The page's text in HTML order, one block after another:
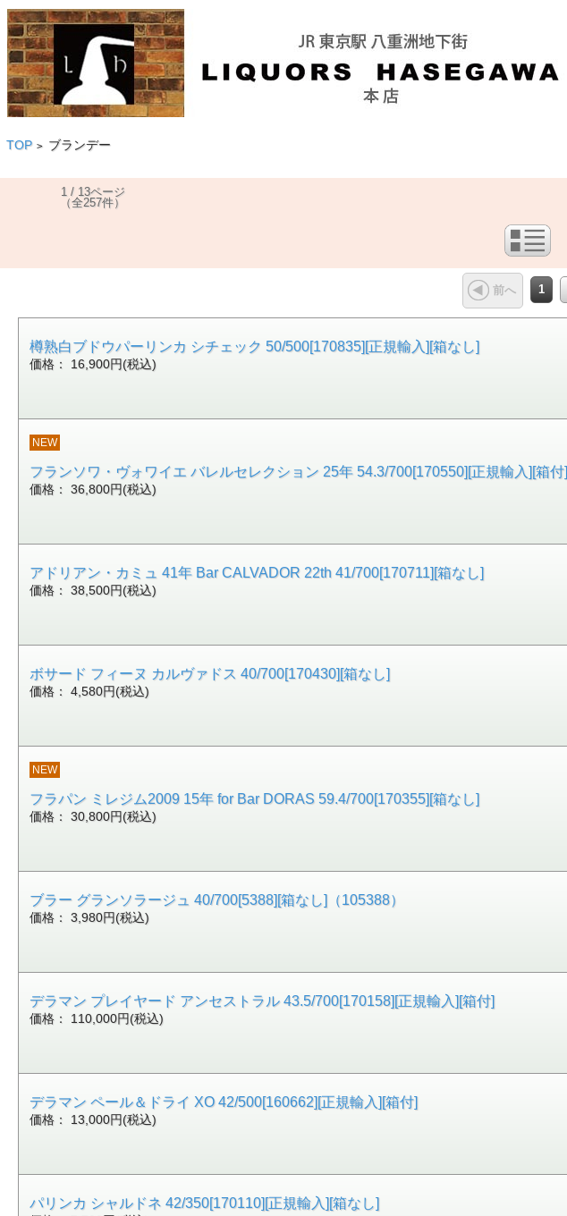
TOP > ブランデー
1 / 13ページ
（全257件）
前へ 1
樽熟白ブドウパーリンカ シチェック 50/500[170835][正規輸入][箱なし]
価格： 16,900円(税込)
NEW
フランソワ・ヴォワイエ バレルセレクション 25年 54.3/700[170550][正規輸入][箱付]
価格： 36,800円(税込)
アドリアン・カミュ 41年 Bar CALVADOR 22th 41/700[170711][箱なし]
価格： 38,500円(税込)
ボサード フィーヌ カルヴァドス 40/700[170430][箱なし]
価格： 4,580円(税込)
NEW
フラパン ミレジム2009 15年 for Bar DORAS 59.4/700[170355][箱なし]
価格： 30,800円(税込)
ブラー グランソラージュ 40/700[5388][箱なし]（105388）
価格： 3,980円(税込)
デラマン プレイヤード アンセストラル 43.5/700[170158][正規輸入][箱付]
価格： 110,000円(税込)
デラマン ペール＆ドライ XO 42/500[160662][正規輸入][箱付]
価格： 13,000円(税込)
パリンカ シャルドネ 42/350[170110][正規輸入][箱なし]